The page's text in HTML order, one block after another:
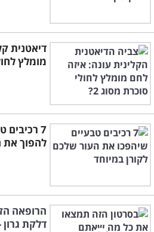
בוטנים –רגישות לבוטנים
כל מוצר המכיל בתוכו
שמן בוטנים ואפילו חטיפי
כוללים בעיקר כאבי בטן,
בזה.
דיאטנית
מומלץ
7 רכיבים
להפוך את
הרופאה
דלקת